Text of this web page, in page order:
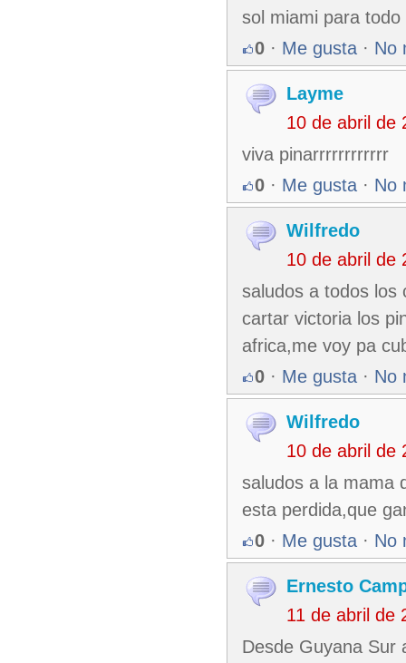
sol miami para todo
0 · Me gusta · No
Layme
10 de abril de
viva pinarrrrrrrrrrrr
0 · Me gusta · No
Wilfredo
10 de abril de
saludos a todos los
cartar victoria los
africa,me voy pa
0 · Me gusta · No
Wilfredo
10 de abril de
saludos a la mama
esta perdida,que
0 · Me gusta · No
Ernesto
11 de abril de
Desde Guyana Sur